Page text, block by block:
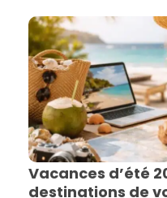
Vacances d’été
destinations de